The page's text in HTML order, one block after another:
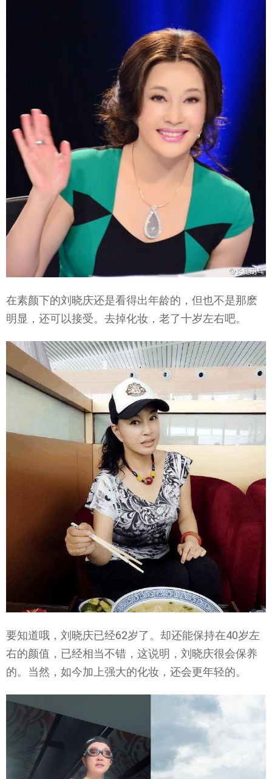
在素颜下的刘晓庆还是看得出年龄的，但也不是那麽
明显，还可以接受。去掉化妆，老了十岁左右吧。
要知道哦，刘晓庆已经62岁了。却还能保持在40岁左
右的颜值，已经相当不错，这说明，刘晓庆很会保养
的。当然，如今加上强大的化妆，还会更年轻的。